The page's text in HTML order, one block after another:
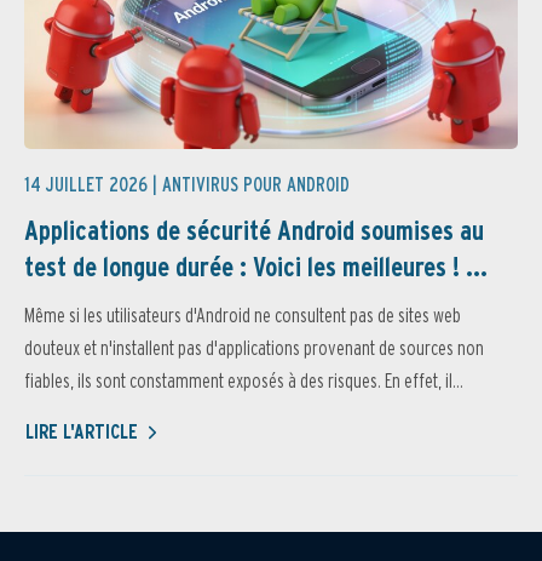
14 JUILLET 2026 | ANTIVIRUS POUR ANDROID
Applications de sécurité Android soumises au
test de longue durée : Voici les meilleures ! ...
Même si les utilisateurs d'Android ne consultent pas de sites web
douteux et n'installent pas d'applications provenant de sources non
fiables, ils sont constamment exposés à des risques. En effet, il...
LIRE L'ARTICLE